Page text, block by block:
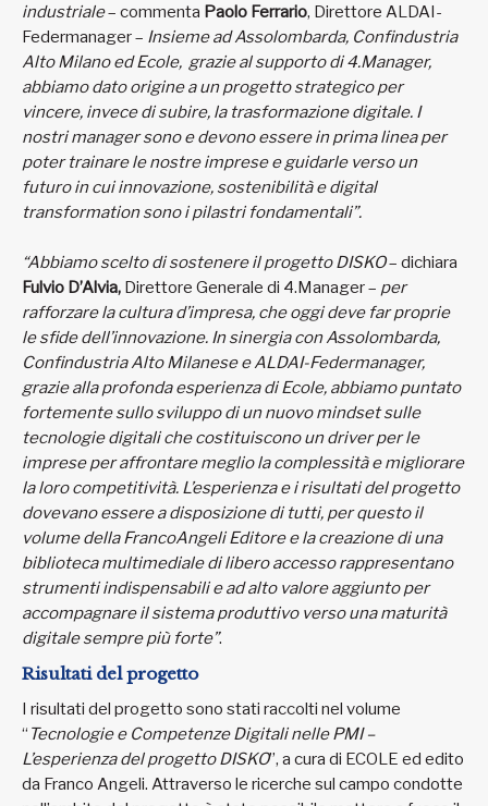
industriale– commenta Paolo Ferrario, Direttore ALDAI-
Federmanager – Insieme ad Assolombarda, Confindustria
Alto Milano ed Ecole, grazie al supporto di 4.Manager,
abbiamo dato origine a un progetto strategico per
vincere, invece di subire, la trasformazione digitale. I
nostri manager sono e devono essere in prima linea per
poter trainare le nostre imprese e guidarle verso un
futuro in cui innovazione, sostenibilità e digital
transformation sono i pilastri fondamentali”.
“Abbiamo scelto di sostenere il progetto DISKO– dichiara
Fulvio D’Alvia, Direttore Generale di 4.Manager – per
rafforzare la cultura d’impresa, che oggi deve far proprie
le sfide dell’innovazione. In sinergia con Assolombarda,
Confindustria Alto Milanese e ALDAI-Federmanager,
grazie alla profonda esperienza di Ecole, abbiamo puntato
fortemente sullo sviluppo di un nuovo mindset sulle
tecnologie digitali che costituiscono un driver per le
imprese per affrontare meglio la complessità e migliorare
la loro competitività. L’esperienza e i risultati del progetto
dovevano essere a disposizione di tutti, per questo il
volume della FrancoAngeli Editore e la creazione di una
biblioteca multimediale di libero accesso rappresentano
strumenti indispensabili e ad alto valore aggiunto per
accompagnare il sistema produttivo verso una maturità
digitale sempre più forte”.
Risultati del progetto
I risultati del progetto sono stati raccolti nel volume
“ Tecnologie e Competenze Digitali nelle PMI –
L’esperienza del progetto DISKO”, a cura di ECOLE ed edito
da Franco Angeli. Attraverso le ricerche sul campo condotte